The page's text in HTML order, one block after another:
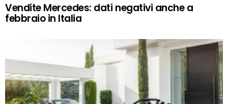
Vendite Mercedes: dati negativi anche a
febbraio in Italia